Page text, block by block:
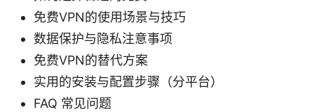
免费VPN的使用场景与技巧
数据保护与隐私注意事项
免费VPN的替代方案
实用的安装与配置步骤（分平台）
FAQ 常见问题